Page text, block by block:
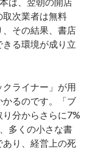
次業者は無料
その結果、書店
る環境が成り立
ライナー」が用
るのです。「ブ
分からさらに7%
多くの小さな書
り、経営上の死